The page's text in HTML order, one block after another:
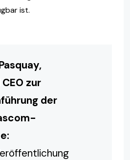
ist.
CEO zur
der